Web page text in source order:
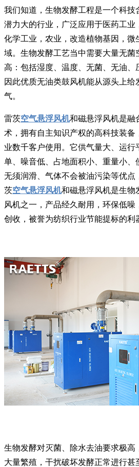
我们知道，生物发酵工程是一个科技
潜力大的行业，广泛应用于医药工业
化学工业，农业，改造植物基因，微
域。生物发酵工艺当中需要大量无菌
高：包括湿度、温度、无菌、无油、
因此优质无油类鼓风机能从源头上给
气。
雷茨空气悬浮风机和磁悬浮风机是融
术，拥有自主知识产权的高科技装备
业数千客户使用。它供气量大、运行
单、噪音低、占地面积小、重量小、
无须润滑、气体不会被油污染等优
茨空气悬浮风机和磁悬浮风机是生物
风机之一，产品经久耐用，环保低噪
创收，被誉为纺织行业节能提标的利
生物发酵对灭菌、除水去油要求极高
大量繁殖，干扰破坏发酵正常进行